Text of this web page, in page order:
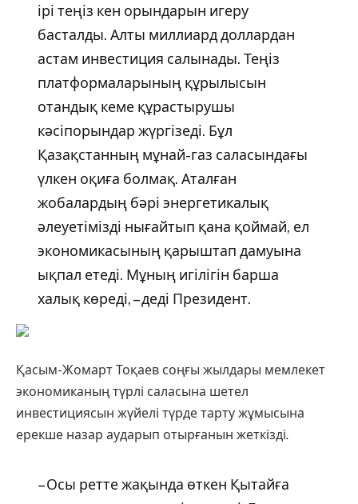
ірі теңіз кен орындарын игеру
басталды. Алты миллиард доллардан
астам инвестиция салынады. Теңіз
платформаларының құрылысын
отандық кеме құрастырушы
кәсіпорындар жүргізеді. Бұл
Қазақстанның мұнай-газ саласындағы
үлкен оқиға болмақ. Аталған
жобалардың бәрі энергетикалық
әлеуетімізді нығайтып қана қоймай, ел
экономикасының қарыштап дамуына
ықпал етеді. Мұның игілігін барша
халық көреді, – деді Президент.
Қасым-Жомарт Тоқаев соңғы жылдары мемлекет
экономиканың түрлі саласына шетел
инвестициясын жүйелі түрде тарту жұмысына
ерекше назар аударып отырғанын жеткізді.
– Осы ретте жақында өткен Қытайға